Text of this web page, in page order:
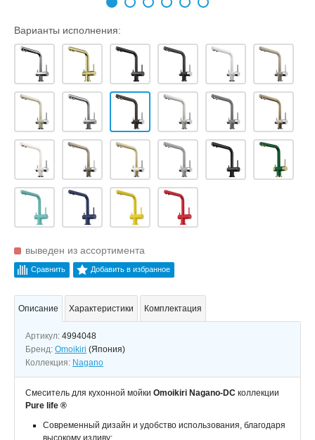
Варианты исполнения:
выведен из ассортимента
Сравнить Добавить в избранное
Описание Характеристики Комплектация
Артикул: 4994048
Бренд: Omoikiri (Япония)
Коллекция: Nagano
Смеситель для кухонной мойки Omoikiri Nagano-DC коллекции
Pure life ®
Современный дизайн и удобство использования, благодаря
высокому изливу;